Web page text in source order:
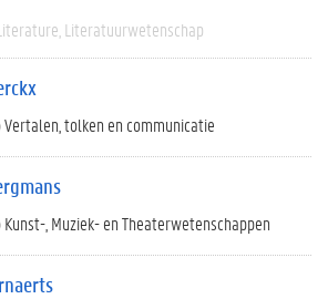
Literatuurwetenschap
Vertalen, tolken en communicatie
Kunst-, Muziek- en Theaterwetenschappen